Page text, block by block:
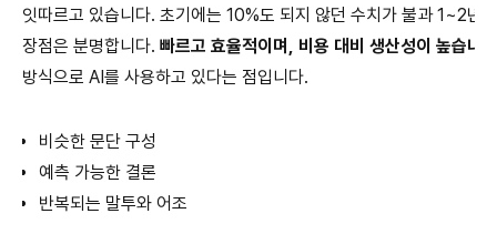
잇따르고 있습니다. 초기에는 10%도 되지 않던 수치가 불과 1~2년
장점은 분명합니다. 빠르고 효율적이며, 비용 대비 생산성이 높습니
방식으로 AI를 사용하고 있다는 점입니다.
비슷한 문단 구성
예측 가능한 결론
반복되는 말투와 어조